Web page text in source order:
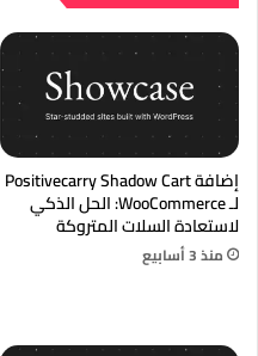
إضافة Positivecarry Shadow Cart
لـ WooCommerce: الحل الذكي
لاستعادة السلات المتروكة
منذ 3 أسابيع